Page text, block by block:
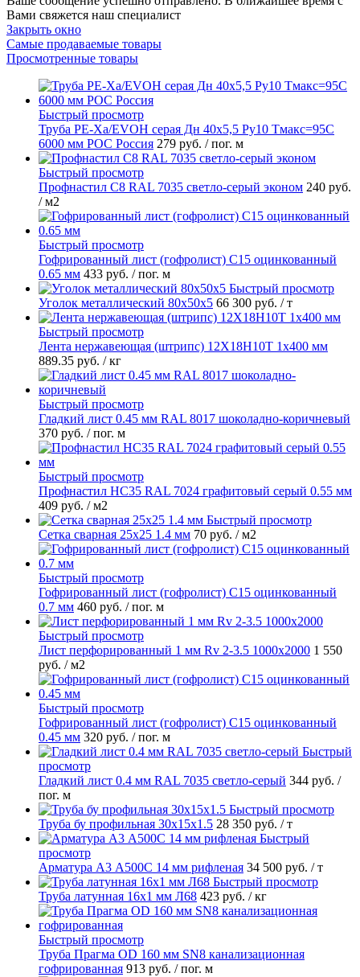
Вами свяжется наш специалист
Закрыть окно
Самые продаваемые товары
Просмотренные товары
Быстрый просмотр
Труба PE-Xa/EVOH серая Дн 40х5,5 Ру10 Тмакс=95C
6000 мм РОС Россия 279 руб. / пог. м
Быстрый просмотр
Профнастил С8 RAL 7035 светло-серый эконом 240 руб.
/ м2
Быстрый просмотр
Гофрированный лист (гофролист) С15 оцинкованный
0.65 мм 433 руб. / пог. м
Быстрый просмотр
Уголок металлический 80х50х5 66 300 руб. / т
Быстрый просмотр
Лента нержавеющая (штрипс) 12Х18Н10Т 1х400 мм
889.35 руб. / кг
Быстрый просмотр
Гладкий лист 0.45 мм RAL 8017 шоколадно-коричневый
370 руб. / пог. м
Быстрый просмотр
Профнастил НС35 RAL 7024 графитовый серый 0.55 мм
409 руб. / м2
Быстрый просмотр
Сетка сварная 25х25 1.4 мм 70 руб. / м2
Быстрый просмотр
Гофрированный лист (гофролист) С15 оцинкованный
0.7 мм 460 руб. / пог. м
Быстрый просмотр
Лист перфорированный 1 мм Rv 2-3.5 1000х2000 1 550
руб. / м2
Быстрый просмотр
Гофрированный лист (гофролист) С15 оцинкованный
0.45 мм 320 руб. / пог. м
Быстрый
просмотр
Гладкий лист 0.4 мм RAL 7035 светло-серый 344 руб. /
пог. м
Быстрый просмотр
Труба бу профильная 30х15х1.5 28 350 руб. / т
Быстрый
просмотр
Арматура А3 А500С 14 мм рифленая 34 500 руб. / т
Быстрый просмотр
Труба латунная 16х1 мм Л68 423 руб. / кг
Быстрый просмотр
Труба Прагма OD 160 мм SN8 канализационная
гофрированная 913 руб. / пог. м